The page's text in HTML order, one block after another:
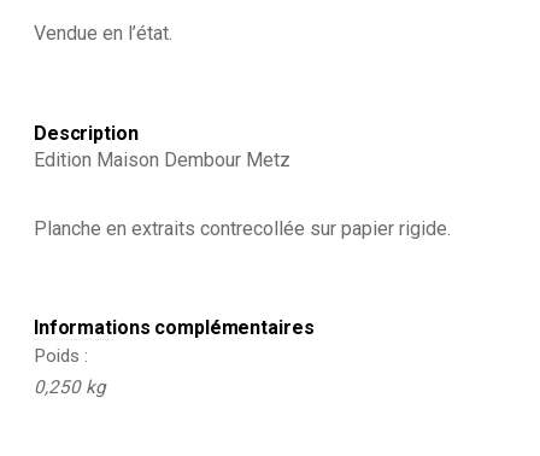
-
Metz
Vendue en l’état.
Description
Edition Maison Dembour Metz
Planche en extraits contrecollée sur papier rigide.
Informations complémentaires
Poids
0,250 kg